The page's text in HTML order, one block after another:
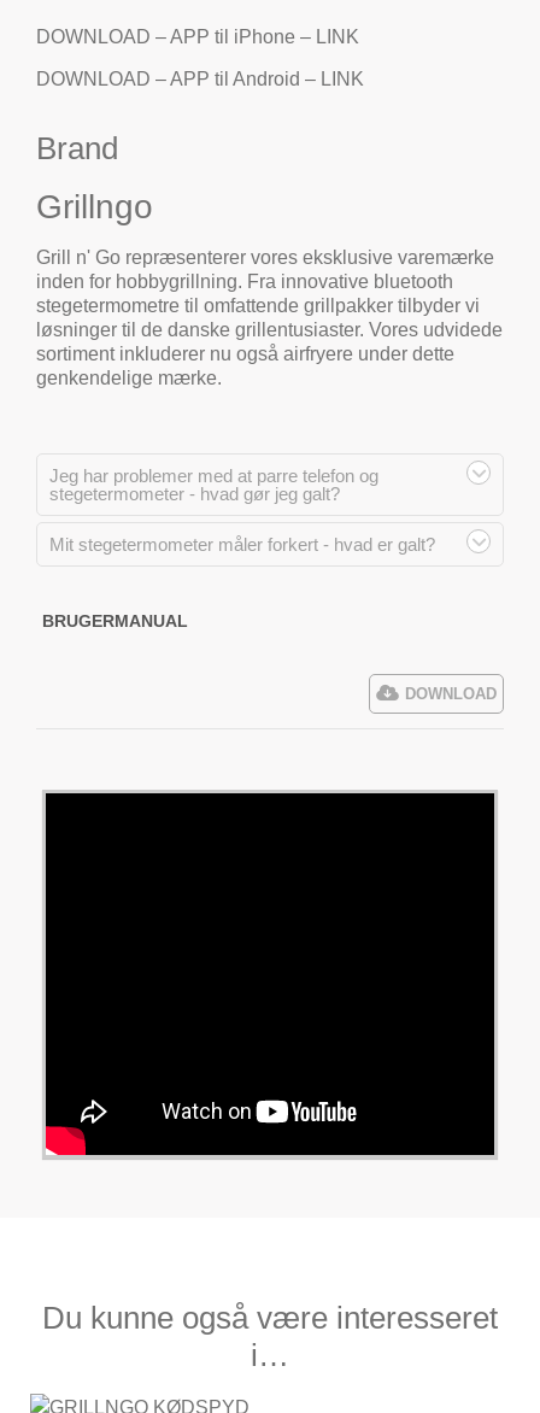
DOWNLOAD – APP til iPhone – LINK
DOWNLOAD – APP til Android – LINK
Brand
Grillngo
Grill n' Go repræsenterer vores eksklusive varemærke
inden for hobbygrillning. Fra innovative bluetooth
stegetermometre til omfattende grillpakker tilbyder vi
løsninger til de danske grillentusiaster. Vores udvidede
sortiment inkluderer nu også airfryere under dette
genkendelige mærke.
Jeg har problemer med at parre telefon og
stegetermometer - hvad gør jeg galt?
Mit stegetermometer måler forkert - hvad er galt?
BRUGERMANUAL
DOWNLOAD
Du kunne også være interesseret
i…